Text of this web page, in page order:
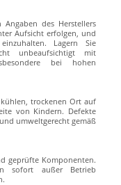
des Herstellers
Aufsicht erfolgen, und
Lagern Sie
unbeaufsichtigt mit
bei hohen
trockenen Ort auf
von Kindern. Defekte
umweltgerecht gemäß
geprüfte Komponenten.
sofort außer Betrieb